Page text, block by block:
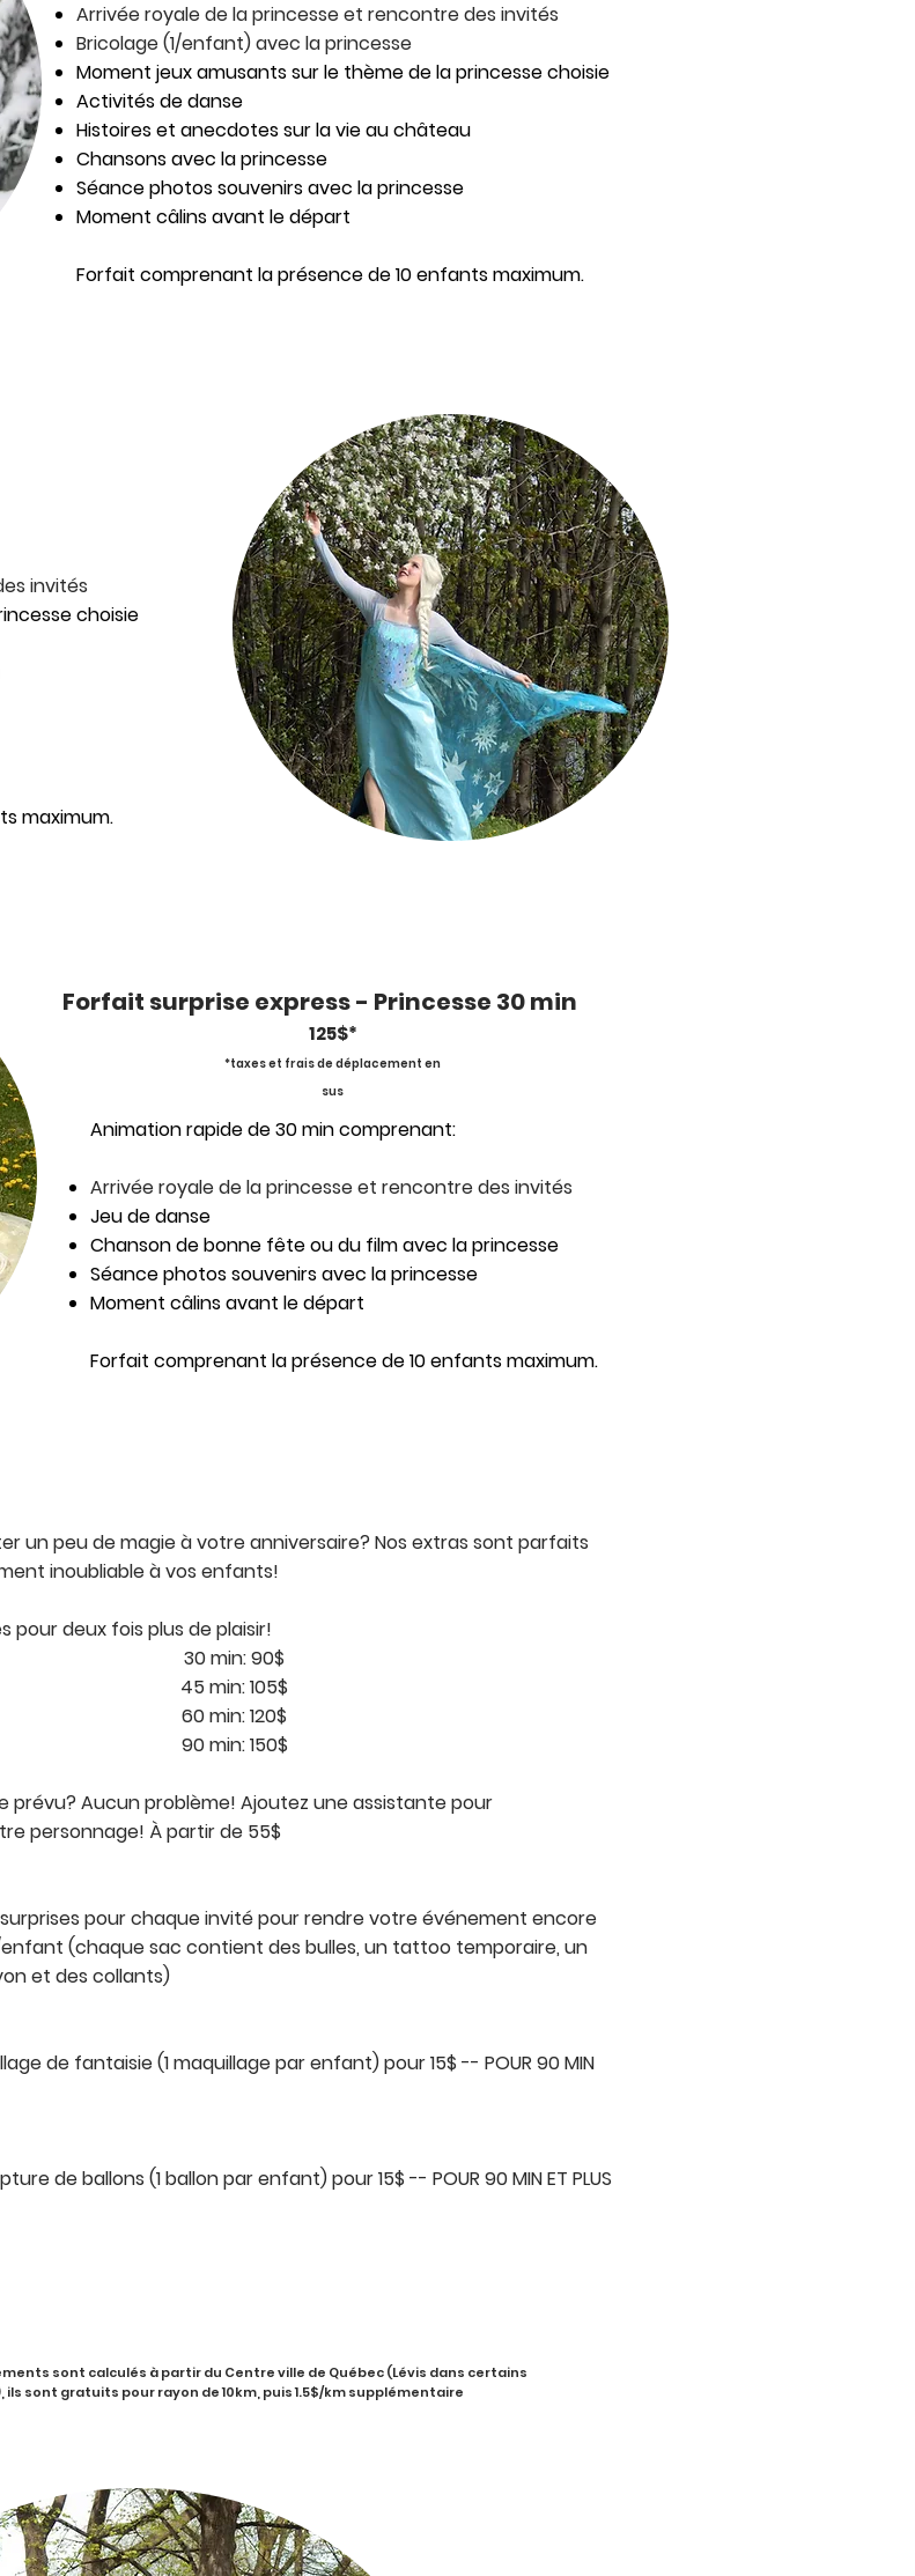
Arrivée royale de la princesse et rencontre des invités
Bricolage (1/enfant) avec la princesse
Moment jeux amusants sur le thème de la princesse choisie
Activités de danse
Histoires et anecdotes sur la vie au château
Chansons avec la princesse
Séance photos souvenirs avec la princesse
Moment câlins avant le départ
Forfait comprenant la présence de 10 enfants maximum.
invités
choisie
maximum.
Forfait surprise express - Princesse 30 min
125$*
*taxes et frais de déplacement en
sus
Animation rapide de 30 min comprenant:
Arrivée royale de la princesse et rencontre des invités
Jeu de danse
Chanson de bonne fête ou du film avec la princesse
Séance photos souvenirs avec la princesse
Moment câlins avant le départ
Forfait comprenant la présence de 10 enfants maximum.
un peu de magie à votre anniversaire? Nos extras sont parfaits
inoubliable à vos enfants!
pour deux fois plus de plaisir!
30 min: 90$
45 min: 105$
60 min: 120$
90 min: 150$
prévu? Aucun problème! Ajoutez une assistante pour
personnage! À partir de 55$
pour chaque invité pour rendre votre événement encore
(chaque sac contient des bulles, un tattoo temporaire, un
et des collants)
de fantaisie (1 maquillage par enfant) pour 15$ -- POUR 90 MIN
de ballons (1 ballon par enfant) pour 15$ -- POUR 90 MIN ET PLUS
sont calculés à partir du Centre ville de Québec (Lévis dans certains
sont gratuits pour rayon de 10km, puis 1.5$/km supplémentaire